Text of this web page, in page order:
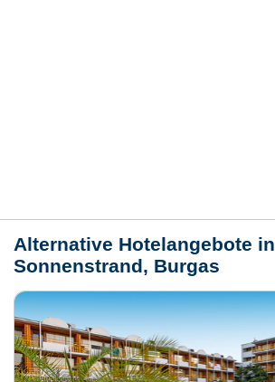
Alternative Hotelangebote in
Sonnenstrand, Burgas